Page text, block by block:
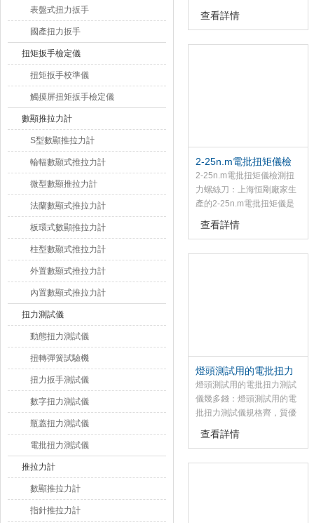
表盤式扭力扳手
國產扭力扳手
扭矩扳手檢定儀
扭矩扳手校準儀
觸摸屏扭矩扳手檢定儀
數顯推拉力計
S型數顯推拉力計
輪輻數顯式推拉力計
微型數顯推拉力計
法蘭數顯式推拉力計
板環式數顯推拉力計
柱型數顯式推拉力計
外置數顯式推拉力計
內置數顯式推拉力計
扭力測試儀
動態扭力測試儀
扭轉彈簧試驗機
扭力扳手測試儀
數字扭力測試儀
瓶蓋扭力測試儀
電批扭力測試儀
推拉力計
數顯推拉力計
指針推拉力計
及塑料工業，模具及五金制
造行業等，同時用于定扭力
查看詳情
2-25n.m電批扭矩儀檢
測扭力螺絲刀
2-25n.m電批扭矩儀檢測扭
力螺絲刀：上海恒剛廠家生
產的2-25n.m電批扭矩儀是
為測試和檢測扭矩而設計制
造的智能化多功能計量儀
查看詳情
燈頭測試用的電批扭力
測試儀幾多錢
燈頭測試用的電批扭力測試
儀幾多錢：燈頭測試用的電
批扭力測試儀規格齊，質優
價廉，該電批扭力測試儀是
為測試和檢測扭矩而設計制
查看詳情